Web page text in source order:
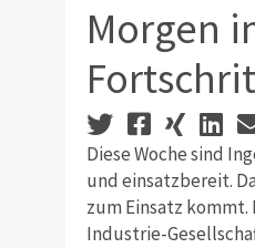
Morgen
Diese Woche sind
und einsatzbereit.
zum Einsatz
Industrie-